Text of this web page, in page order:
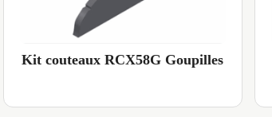
Kit couteaux RCX58G Goupilles